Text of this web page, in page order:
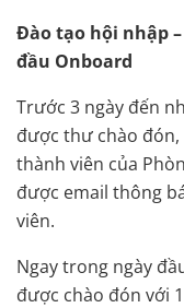
Đào tạo hội nhập
đầu Onboard
Trước 3 ngày đến
được thư chào
thành viên của
được email thông
viên.
Ngay trong ngày
được chào đón với